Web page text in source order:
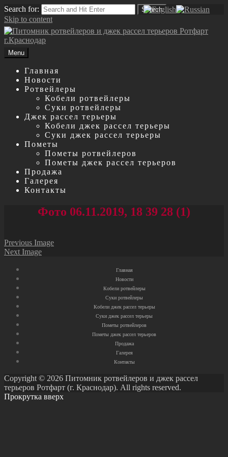
Search for: Search
Skip to content
Menu
Главная
Новости
Ротвейлеры
Кобели ротвейлеры
Суки ротвейлеры
Джек рассел терьеры
Кобели джек рассел терьеры
Суки джек рассел терьеры
Пометы
Пометы ротвейлеров
Пометы джек рассел терьеров
Продажа
Галерея
Контакты
Фото 06.11.2019, 18 39 28 (1)
Previous Image
Next Image
Главная
Новости
Кобели ротвейлеры
Суки ротвейлеры
Кобели джек рассел терьеры
Суки джек рассел терьеры
Пометы ротвейлеров
Пометы джек рассел терьеров
Продажа
Галерея
Контакты
Copyright © 2026 Питомник ротвейлеров и джек рассел
терьеров Ротфарт (г. Краснодар). All rights reserved.
Прокрутка вверх